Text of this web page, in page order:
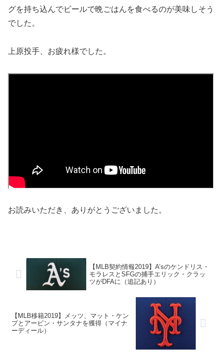
グを持ち込んでビールで晩ごはんを食べるのが美味しそう
でした。
上原投手、お疲れ様でした。
お読みいただき、ありがとうございました。
【MLB契約情報2019】A’sのケンドリス・
モラレスとSFGの捕手エリック・クラッ
ツがDFAに（追記あり）
【MLB移籍2019】メッツ、マット・ケン
プとアービン・サンタナを獲得（マイナ
ーディール）